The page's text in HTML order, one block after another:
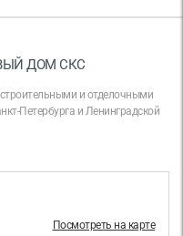
ДОМ СКС
и отделочными
Петербурга и Ленинградской
Посмотреть на карте